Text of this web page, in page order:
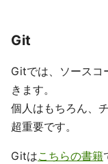
Git
Gitでは、ソースコ
きます。
個人はもちろん、
超重要です。
Gitはこちらの書籍